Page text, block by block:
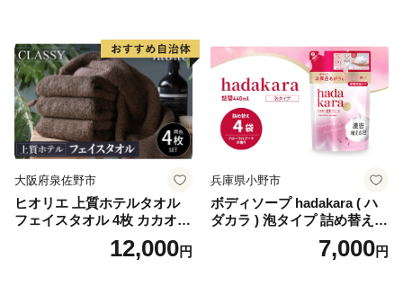
蓄 防災 エコ 消耗品 生活雑貨
生活用品 無香料 トイレット
ペーパー ダブル といれっと
ぺーぱー トイレ クレシア ト
イレットペーパー [BDBH002
-1]
大阪府泉佐野市
ヒオリエ 上質ホテルタオル
フェイスタオル 4枚 カカオ
【タオル 泉州タオル 吸水 普
段使い 無地 シンプル 日用品
12,000円
兵庫県小野市
ボディソープ hadakara ( ハ
ダカラ ) 泡タイプ 詰め替え 4
40ml×4袋 ボディーソープ 泡
ボディソープ 泡 日用品 消耗
7,000円